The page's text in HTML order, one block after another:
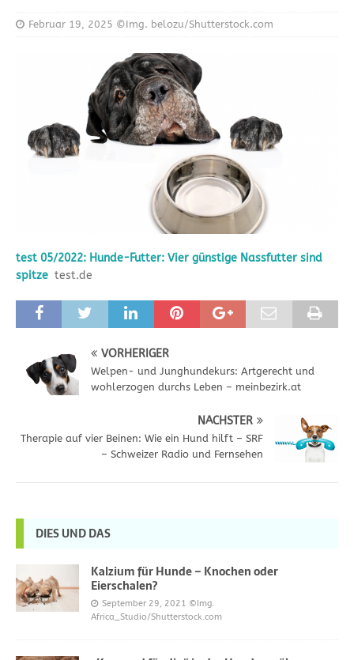
Februar 19, 2025 ©Img. belozu/Shutterstock.com
test 05/2022: Hunde-Futter: Vier günstige Nassfutter sind
spitze test.de
VORHERIGER
Welpen- und Junghundekurs: Artgerecht und
wohlerzogen durchs Leben – meinbezirk.at
NÄCHSTER
Therapie auf vier Beinen: Wie ein Hund hilft – SRF
– Schweizer Radio und Fernsehen
DIES UND DAS
Kalzium für Hunde – Knochen oder
Eierschalen?
September 29, 2021 ©Img.
Africa_Studio/Shutterstock.com